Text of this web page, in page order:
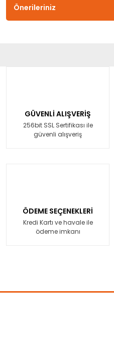
Önerileriniz
GÜVENLİ ALIŞVERİŞ
256bit SSL Sertifikası ile
güvenli alışveriş
ÖDEME SEÇENEKLERİ
Kredi Kartı ve havale ile
ödeme imkanı